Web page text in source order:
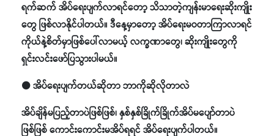
ရက်ဆက် အိပ်ရေးပျက်လာရင်တော့ သိသာတဲ့ကျန်းမာရေးဆိုးကျိုး
တွေ ဖြစ်လာနိုင်ပါတယ်။ ဒီနေ့မှာတော့ အိပ်ရေးမဝတာကြာလာရင်
ကိုယ်နဲ့စိတ်မှာဖြစ်ပေါ်လာမယ့် လက္ခဏာတွေ၊ ဆိုးကျိုးတွေကို
ရှင်းလင်းဖော်ပြသွားပါမယ်။
⚫ အိပ်ရေးပျက်တယ်ဆိုတာ ဘာကိုဆိုလိုတာလဲ
အိပ်ချိန်မပြည့်တာပဲဖြစ်ဖြစ်၊ နှစ်နှစ်ခြိုက်ခြိုက်အိပ်မပျော်တာပဲ
ဖြစ်ဖြစ် ကောင်းကောင်းမအိပ်ရရင် အိပ်ရေးပျက်ပါတယ်။